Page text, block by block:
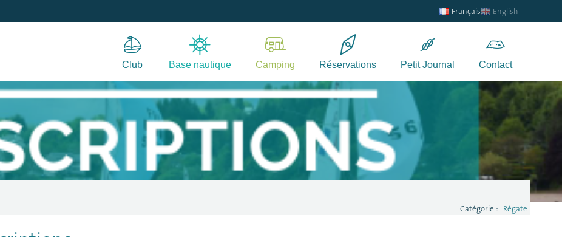
Français English
Club Base nautique Camping Réservations Petit Journal Contact
Catégorie : Régate